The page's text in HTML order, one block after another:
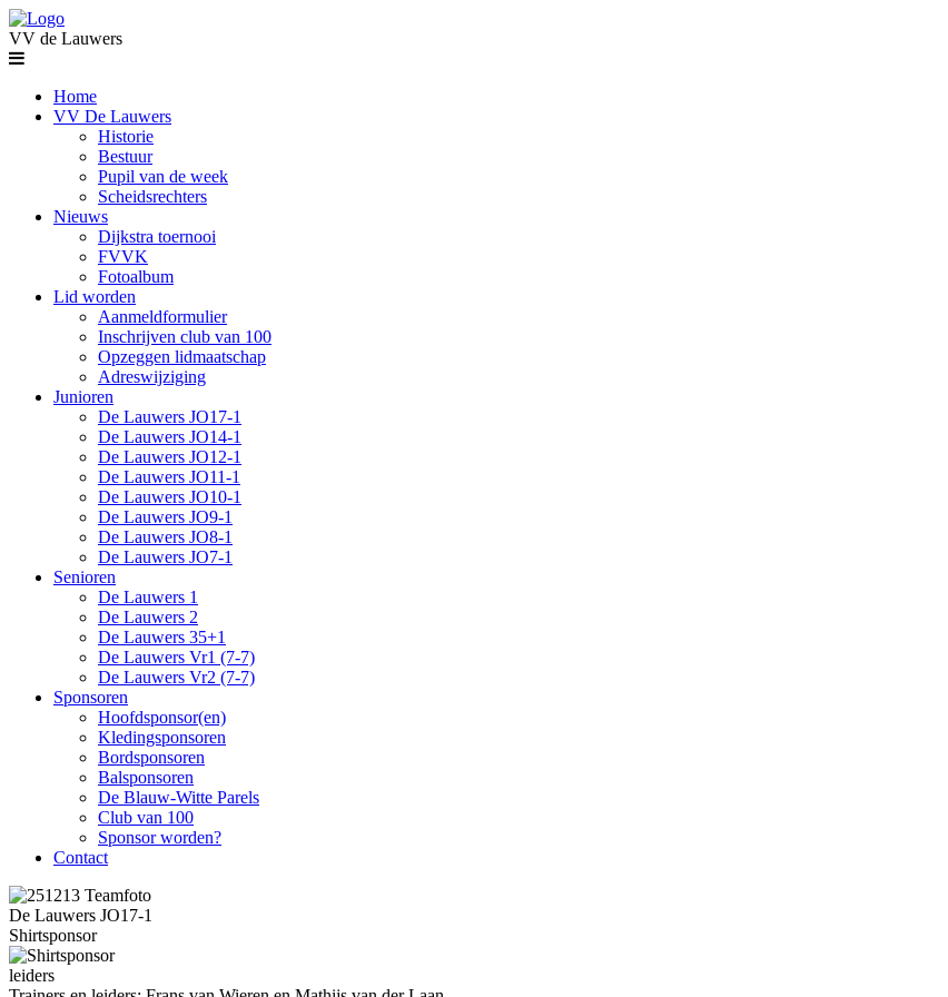
VV de Lauwers
Home
VV De Lauwers
Historie
Bestuur
Pupil van de week
Scheidsrechters
Nieuws
Dijkstra toernooi
FVVK
Fotoalbum
Lid worden
Aanmeldformulier
Inschrijven club van 100
Opzeggen lidmaatschap
Adreswijziging
Junioren
De Lauwers JO17-1
De Lauwers JO14-1
De Lauwers JO12-1
De Lauwers JO11-1
De Lauwers JO10-1
De Lauwers JO9-1
De Lauwers JO8-1
De Lauwers JO7-1
Senioren
De Lauwers 1
De Lauwers 2
De Lauwers 35+1
De Lauwers Vr1 (7-7)
De Lauwers Vr2 (7-7)
Sponsoren
Hoofdsponsor(en)
Kledingsponsoren
Bordsponsoren
Balsponsoren
De Blauw-Witte Parels
Club van 100
Sponsor worden?
Contact
De Lauwers JO17-1
Shirtsponsor
leiders